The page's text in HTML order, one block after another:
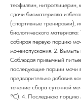
теофиллин,
сдачи биоматериала
(спортивные тренировки),
биологического
собирая первую порцию
мочеиспускания. 2.
Соблюдая привычный
последующие порции мочи
предварительно добавив
течение сбора суточной
°C). 4. Последнюю порцию